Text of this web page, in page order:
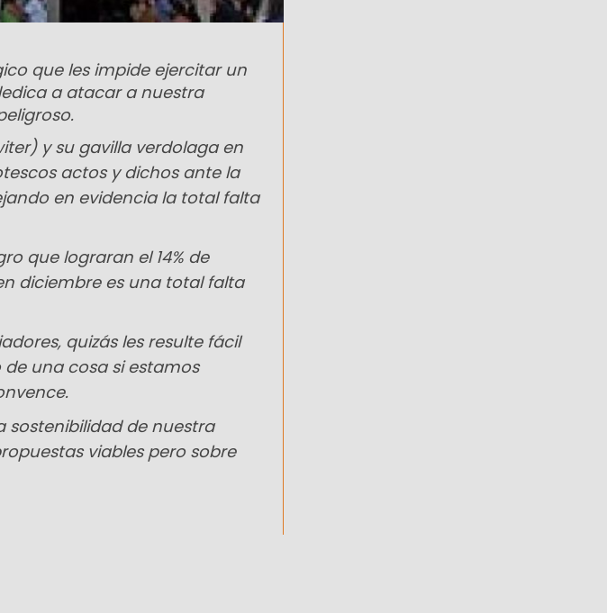
que les impide ejercitar un
a atacar a nuestra
y su gavilla verdolaga en
actos y dichos ante la
en evidencia la total falta
que lograran el 14% de
diciembre es una total falta
quizás les resulte fácil
una cosa si estamos
sostenibilidad de nuestra
viables pero sobre